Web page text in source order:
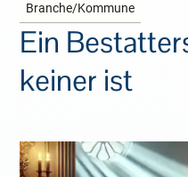
Branche/Kommune
Ein
keiner ist